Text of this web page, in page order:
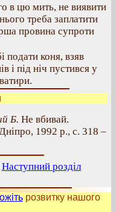
в цю мить, не виявити
треба заплатити
провина супроти
подати коня, взяв
і під ніч пустився у
Б. Не вбивай.
1992 р., с. 318 –
Наступний розділ
розвитку нашого